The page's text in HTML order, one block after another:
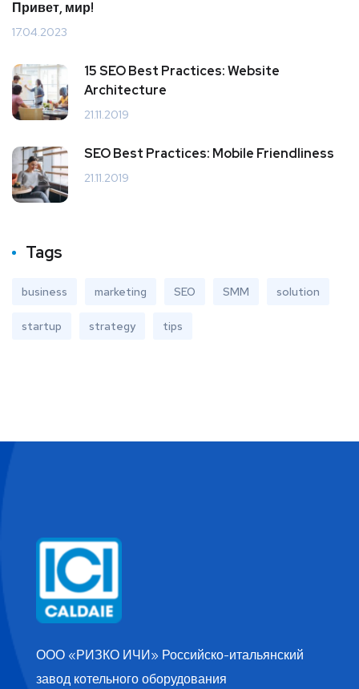
Привет, мир!
17.04.2023
15 SEO Best Practices: Website
Architecture
21.11.2019
SEO Best Practices: Mobile Friendliness
21.11.2019
Tags
business marketing SEO SMM solution
startup strategy tips
ООО «РИЗКО ИЧИ» Российско-итальянский
завод котельного оборудования